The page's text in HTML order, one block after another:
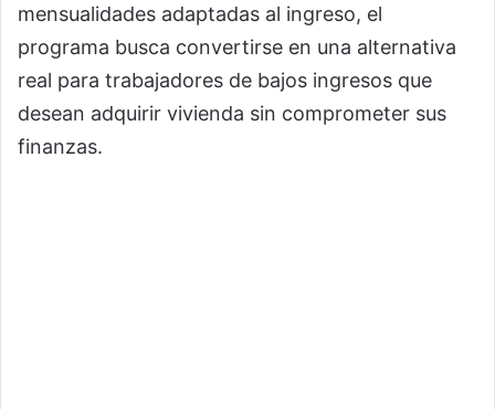
mensualidades adaptadas al ingreso, el
programa busca convertirse en una alternativa
real para trabajadores de bajos ingresos que
desean adquirir vivienda sin comprometer sus
finanzas.